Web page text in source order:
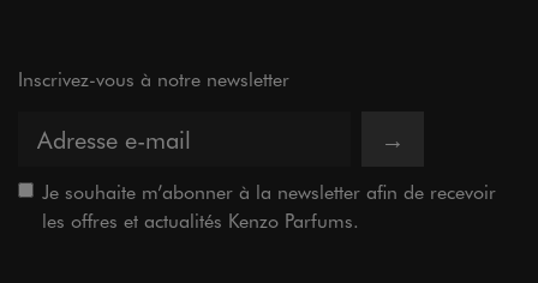
Inscrivez-vous à notre newsletter
→
Je souhaite m’abonner à la newsletter afin de recevoir
les offres et actualités Kenzo Parfums.